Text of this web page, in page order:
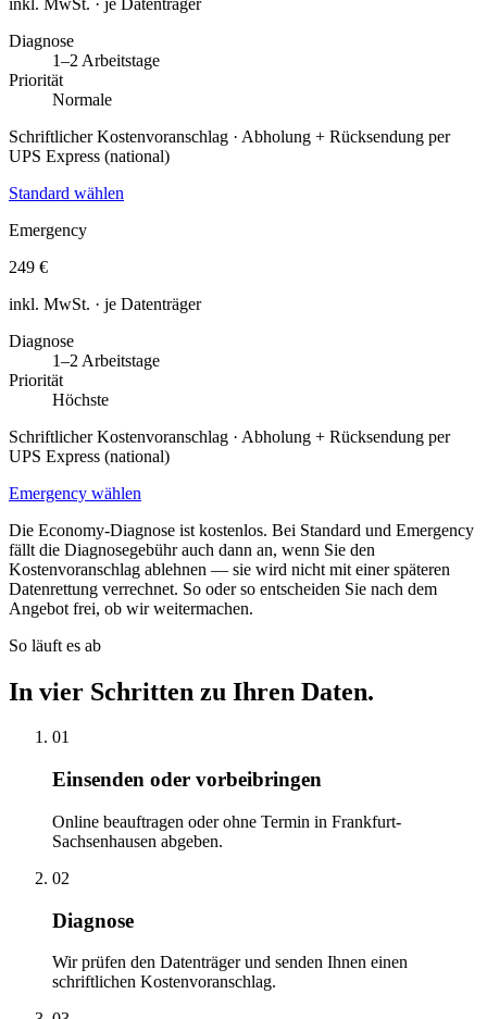
Diagnose
1–2 Arbeitstage
Priorität
Normale
Schriftlicher Kostenvoranschlag · Abholung + Rücksendung per
UPS Express (national)
Standard wählen
Emergency
249 €
inkl. MwSt. · je Datenträger
Diagnose
1–2 Arbeitstage
Priorität
Höchste
Schriftlicher Kostenvoranschlag · Abholung + Rücksendung per
UPS Express (national)
Emergency wählen
Die Economy-Diagnose ist kostenlos. Bei Standard und Emergency
fällt die Diagnosegebühr auch dann an, wenn Sie den
Kostenvoranschlag ablehnen — sie wird nicht mit einer späteren
Datenrettung verrechnet. So oder so entscheiden Sie nach dem
Angebot frei, ob wir weitermachen.
So läuft es ab
In vier Schritten zu Ihren Daten.
01
Einsenden oder vorbeibringen
Online beauftragen oder ohne Termin in Frankfurt-
Sachsenhausen abgeben.
02
Diagnose
Wir prüfen den Datenträger und senden Ihnen einen
schriftlichen Kostenvoranschlag.